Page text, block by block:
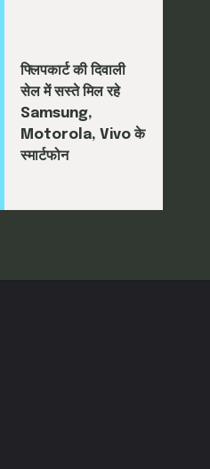
फ्लिपकार्ट की दिवाली
सेल में सस्ते मिल रहे
Samsung,
Motorola, Vivo के
स्मार्टफोन